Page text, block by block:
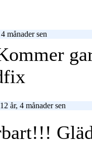
månader sen
12 år, 4 månader sen